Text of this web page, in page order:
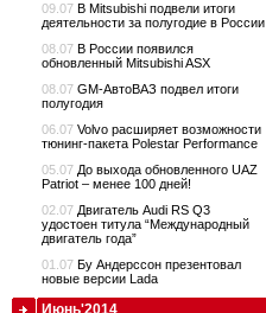
09.07 В Mitsubishi подвели итоги
деятельности за полугодие в России
08.07 В России появился
обновленный Mitsubishi ASX
08.07 GM-АвтоВАЗ подвел итоги
полугодия
06.07 Volvo расширяет возможности
тюнинг-пакета Polestar Performance
05.07 До выхода обновленного UAZ
Patriot – менее 100 дней!
02.07 Двигатель Audi RS Q3
удостоен титула “Международный
двигатель года”
01.07 Бу Андерссон презентовал
новые версии Lada
Июнь'2014